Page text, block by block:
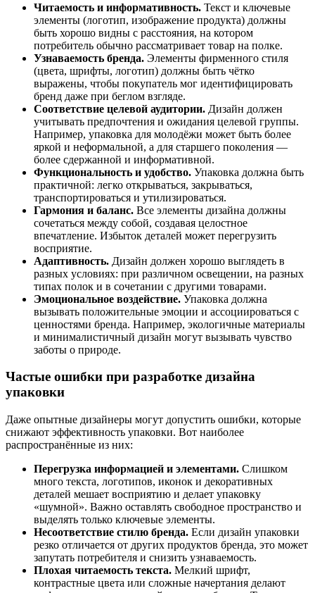
Читаемость и информативность. Текст и ключевые
элементы (логотип, изображение продукта) должны
быть хорошо видны с расстояния, на котором
потребитель обычно рассматривает товар на полке.
Узнаваемость бренда. Элементы фирменного стиля
(цвета, шрифты, логотип) должны быть чётко
выражены, чтобы покупатель мог идентифицировать
бренд даже при беглом взгляде.
Соответствие целевой аудитории. Дизайн должен
учитывать предпочтения и ожидания целевой группы.
Например, упаковка для молодёжи может быть более
яркой и неформальной, а для старшего поколения —
более сдержанной и информативной.
Функциональность и удобство. Упаковка должна быть
практичной: легко открываться, закрываться,
транспортироваться и утилизироваться.
Гармония и баланс. Все элементы дизайна должны
сочетаться между собой, создавая целостное
впечатление. Избыток деталей может перегрузить
восприятие.
Адаптивность. Дизайн должен хорошо выглядеть в
разных условиях: при различном освещении, на разных
типах полок и в сочетании с другими товарами.
Эмоциональное воздействие. Упаковка должна
вызывать положительные эмоции и ассоциироваться с
ценностями бренда. Например, экологичные материалы
и минималистичный дизайн могут вызывать чувство
заботы о природе.
Частые ошибки при разработке дизайна
упаковки
Даже опытные дизайнеры могут допустить ошибки, которые
снижают эффективность упаковки. Вот наиболее
распространённые из них:
Перегрузка информацией и элементами. Слишком
много текста, логотипов, иконок и декоративных
деталей мешает восприятию и делает упаковку
«шумной». Важно оставлять свободное пространство и
выделять только ключевые элементы.
Несоответствие стилю бренда. Если дизайн упаковки
резко отличается от других продуктов бренда, это может
запутать потребителя и снизить узнаваемость.
Плохая читаемость текста. Мелкий шрифт,
контрастные цвета или сложные начертания делают